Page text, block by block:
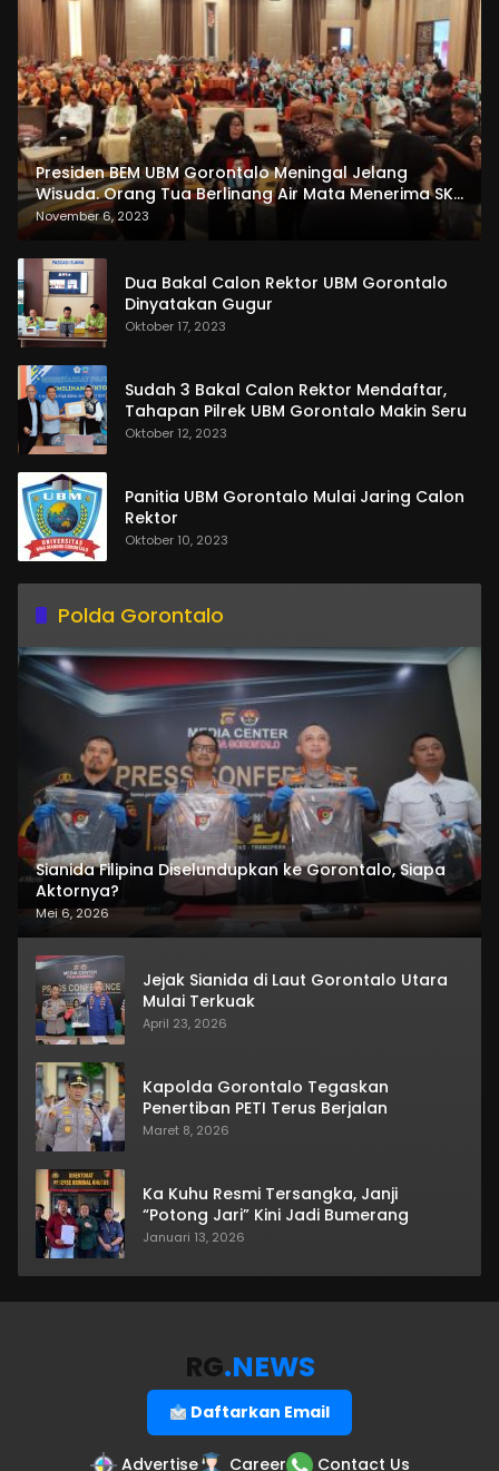
Presiden BEM UBM Gorontalo Meningal Jelang
Wisuda. Orang Tua Berlinang Air Mata Menerima SKL
dan Pemasangan Salempang
November 6, 2023
Dua Bakal Calon Rektor UBM Gorontalo
Dinyatakan Gugur
Oktober 17, 2023
Sudah 3 Bakal Calon Rektor Mendaftar,
Tahapan Pilrek UBM Gorontalo Makin Seru
Oktober 12, 2023
Panitia UBM Gorontalo Mulai Jaring Calon
Rektor
Oktober 10, 2023
Polda Gorontalo
Sianida Filipina Diselundupkan ke Gorontalo, Siapa
Aktornya?
Mei 6, 2026
Jejak Sianida di Laut Gorontalo Utara
Mulai Terkuak
April 23, 2026
Kapolda Gorontalo Tegaskan
Penertiban PETI Terus Berjalan
Maret 8, 2026
Ka Kuhu Resmi Tersangka, Janji
“Potong Jari” Kini Jadi Bumerang
Januari 13, 2026
RG.NEWS
Daftarkan Email
Advertise Career Contact Us